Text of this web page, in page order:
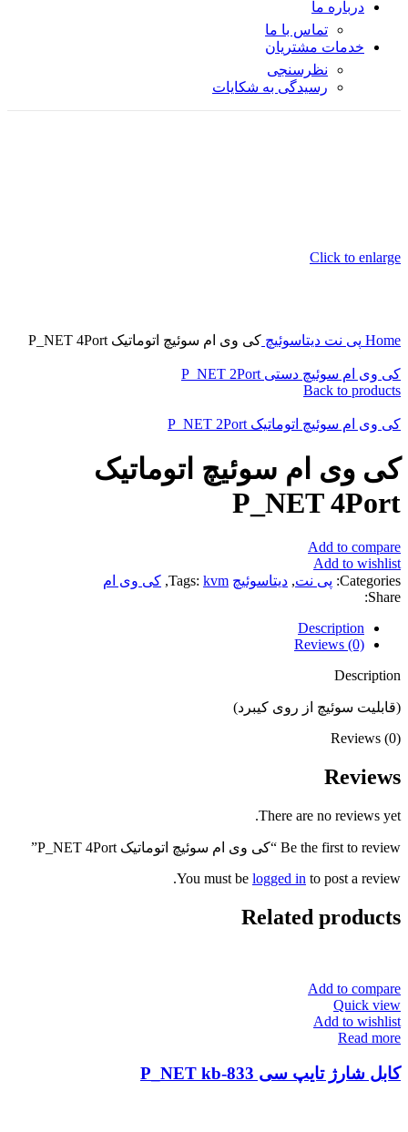
درباره ما
تماس با ما
خدمات مشتریان
نظرسنجی
رسیدگی به شکایات
Click to enlarge
Home پی نت دیتاسوئیچ کی وی ام سوئیچ اتوماتیک P_NET 4Port
کی وی ام سوئیچ دستی P_NET 2Port
Back to products
کی وی ام سوئیچ اتوماتیک P_NET 2Port
کی وی ام سوئیچ اتوماتیک
P_NET 4Port
Add to compare
Add to wishlist
Categories: پی نت, دیتاسوئیچ Tags: kvm
, کی وی ام
Share:
Description
Reviews (0)
Description
(قابلیت سوئیچ از روی کیبرد)
Reviews (0)
Reviews
There are no reviews yet.
Be the first to review “کی وی ام سوئیچ اتوماتیک P_NET 4Port”
You must be logged in to post a review.
Related products
Add to compare
Quick view
Add to wishlist
Read more
کابل شارژ تایپ سی P_NET kb-833